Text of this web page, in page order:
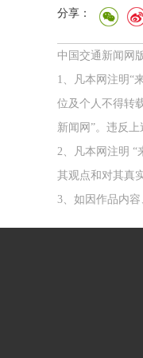
分享：
中国交通新闻网
1、凡本网注明“
位及个人不得转
新闻网”。违反
2、凡本网注明
其观点和对其真
3、如因作品内